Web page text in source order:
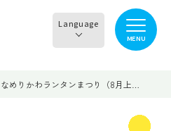
Language
한국어
MENU
なめりかわランタンまつり（8月上…